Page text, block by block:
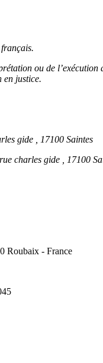
ou de
en justice.
gide , 17100 Saintes
charles gide , 17100
Roubaix - France